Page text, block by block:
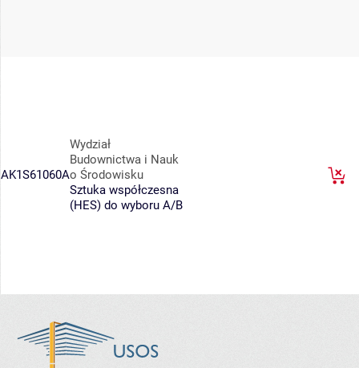
AK1S61060A
Wydział
Budownictwa i Nauk
o Środowisku
Sztuka współczesna
(HES) do wyboru A/B